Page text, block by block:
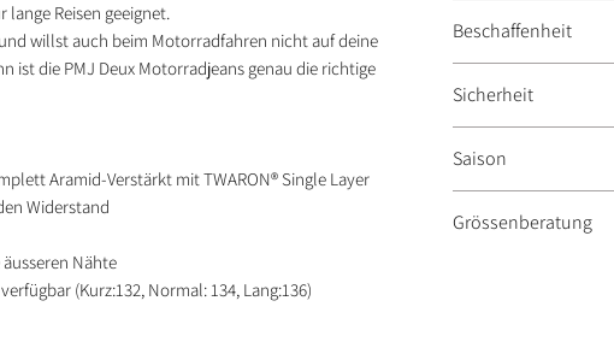
Reisen geeignet.
willst auch beim Motorradfahren nicht auf deine
ist die PMJ Deux Motorradjeans genau die richtige
Aramid-Verstärkt mit TWARON® Single Layer
Widerstand
äusseren Nähte
(Kurz:132, Normal: 134, Lang:136)
Innenfutter: 100%
Aramid / Gürtel:
tierischen
Beschaffenheit
Sicherheit
EN-1621-1
Abnehmbare
Komplett
Saison
Grössenberatung